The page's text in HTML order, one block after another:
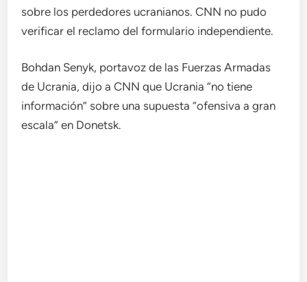
sobre los perdedores ucranianos. CNN no pudo
verificar el reclamo del formulario independiente.
Bohdan Senyk, portavoz de las Fuerzas Armadas
de Ucrania, dijo a CNN que Ucrania “no tiene
información” sobre una supuesta “ofensiva a gran
escala” en Donetsk.